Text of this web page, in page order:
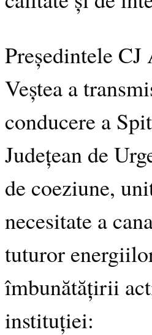
Președintele
Veștea a
conducere a
Județean de
de coeziune,
necesitate a
tuturor
îmbunătățirii
instituției: